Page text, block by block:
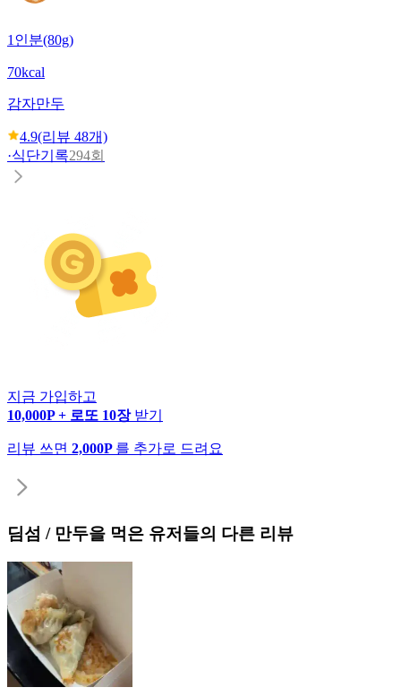
1인분(80g)
70kcal
감자만두
4.9(리뷰 48개)
·식단기록294회
지금 가입하고
10,000P + 로또 10장 받기
리뷰 쓰면 2,000P 를 추가로 드려요
딤섬 / 만두을 먹은 유저들의 다른 리뷰